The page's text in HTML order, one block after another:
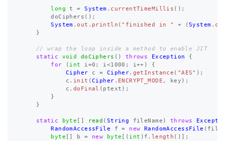
long t = System . currentTimeMillis ();
doCiphers ();
System .out . println ( "finished in " + ( System .
}
// wrap the loop inside a method to enable JIT
static
void doCiphers () throws Exception
{
for
( int i=0 ; i<1000 ; i++)
{
Cipher
c = Cipher. getInstance ( "AES" );
c . init ( Cipher . ENCRYPT_MODE , key );
c . doFinal ( ptext );
}
}
static byte read ( String fileName ) throws
RandomAccessFile
f = new RandomAccessFile (
byte
b = new byte [( int ) f . length ()];